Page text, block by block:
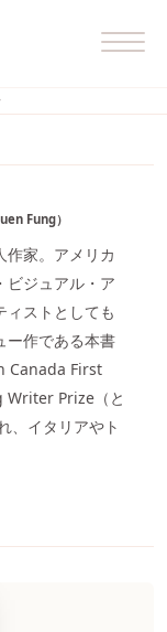
Fung）
作家。アメリカ
ビジュアル・ア
ィストとしても
ー作である本書
Canada First
Prize（と
、イタリアやト